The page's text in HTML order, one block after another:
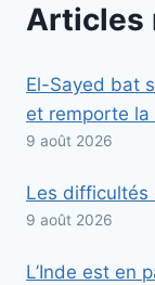
Articles
El-Sayed bat
et remporte la
9 août 2026
Les difficultés
9 août 2026
L’Inde est en